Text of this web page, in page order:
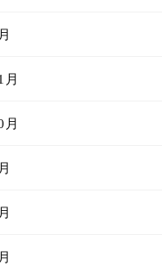
月
月